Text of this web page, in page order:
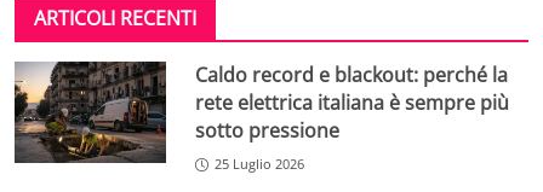
ARTICOLI RECENTI
Caldo record e blackout: perché la
rete elettrica italiana è sempre più
sotto pressione
25 Luglio 2026